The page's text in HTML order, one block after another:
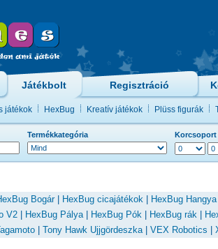
Játékbolt Regisztráció
játékok HexBug Kreatív játékok Plüss figurák
Termékkategória Korcsoport
Bogár| HexBug cicajátékok HexBug Hangya
V2 HexBug Pálya| HexBug Pók HexBug rák
Tony Hawk Ujjgördeszka| VEX Robotics